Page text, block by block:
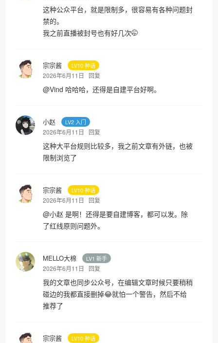
这种公众平台，就是限制多，很容易有各种问题封
禁的。
我之前直播被封号也有好几次🤭
宗宗酱 LV10 神话
2026年6月11日 回复
@Vind 哈哈哈，还得是自建平台好啊。
小赵 LV2 入门
2026年6月11日 回复
这种大平台规则比较多，我之前文章有外链，也被
限制浏览了
宗宗酱 LV10 神话
2026年6月11日 回复
@小赵 是啊！还得是要自建博客，都可以发。除
了红线原则问题外。
MELLO大棉 LV1 新手
2026年6月11日 回复
我的文章也同步公众号，在编辑文章时候只要稍稍
碰边的我都直接删掉😂就怕一个警告，然后不给
推荐了
宗宗酱 LV10 神话